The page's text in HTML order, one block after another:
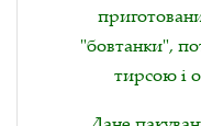
"бовтанки",
тирсою і